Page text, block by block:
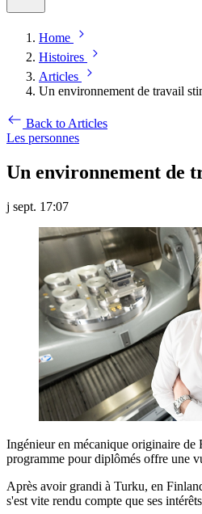
Home
Histoires
Articles
Un environnement de travail
Back to Articles
Les personnes
Un environnement de
j sept. 17:07
Ingénieur en mécanique originaire
programme pour diplômés offre une
Après avoir grandi à Turku, en
s'est vite rendu compte que ses